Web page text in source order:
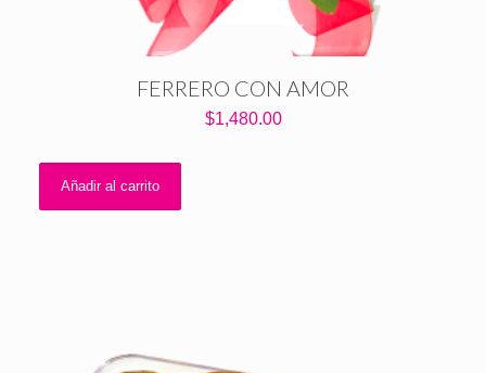
FERRERO CON AMOR
$1,480.00
Añadir al carrito